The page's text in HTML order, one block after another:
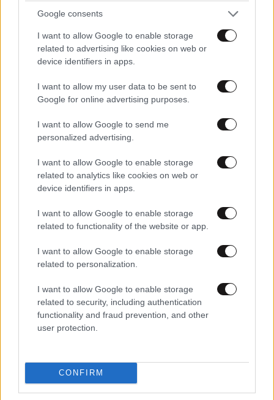
Google consents
I want to allow Google to enable storage
related to advertising like cookies on web or
device identifiers in apps.
I want to allow my user data to be sent to
Google for online advertising purposes.
I want to allow Google to send me
personalized advertising.
I want to allow Google to enable storage
related to analytics like cookies on web or
device identifiers in apps.
I want to allow Google to enable storage
related to functionality of the website or app.
I want to allow Google to enable storage
related to personalization.
I want to allow Google to enable storage
related to security, including authentication
functionality and fraud prevention, and other
user protection.
CONFIRM